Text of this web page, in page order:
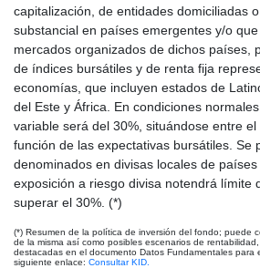
capitalización, de entidades domiciliadas
substancial en países emergentes y/o
mercados organizados de dichos países,
de índices bursátiles y de renta fija
economías, que incluyen estados de
del Este y África. En condiciones
variable será del 30%, situándose entre el
función de las expectativas bursátiles. Se
denominados en divisas locales de
exposición a riesgo divisa notendrá límite
superar el 30%. (*)
(*) Resumen de la política de inversión del fondo; puede
de la misma así como posibles escenarios de
destacadas en el documento Datos Fundamentales para
siguiente enlace: Consultar KID.